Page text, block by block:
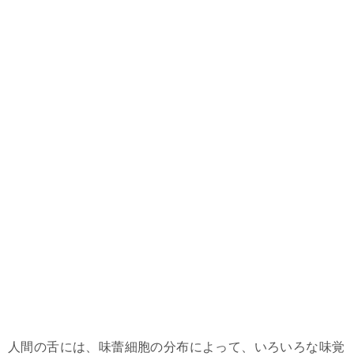
人間の舌には、味蕾細胞の分布によって、いろいろな味覚